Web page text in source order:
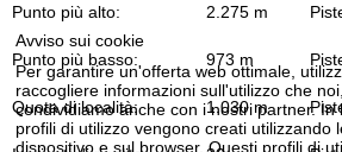
Avviso sui cookie
Per garantire un'offerta web ottimale,
raccogliere informazioni sull'utilizzo che
condividiamo anche con i nostri partner. In
profili di utilizzo vengono creati utilizzando
dispositivo e sul browser. Questi profili di
p
a
g
Punto più alto: 2.275 m
Punto più basso: 973 m
Quota di località: 1.030 m